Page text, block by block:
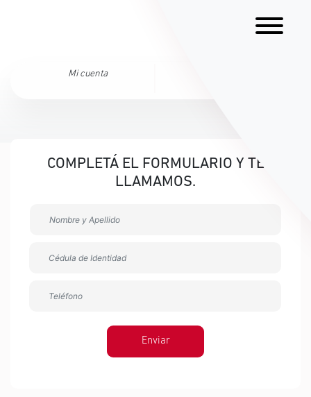
Mi cuenta
COMPLETÁ EL FORMULARIO Y TE
LLAMAMOS.
Enviar